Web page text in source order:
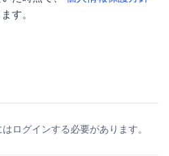
す。
ログインする必要があります。